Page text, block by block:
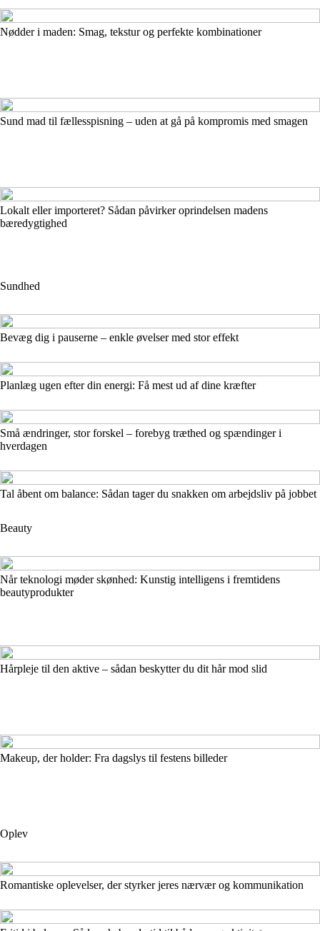
Nødder i maden: Smag, tekstur og perfekte kombinationer
Sund mad til fællesspisning – uden at gå på kompromis med smagen
Lokalt eller importeret? Sådan påvirker oprindelsen madens
bæredygtighed
Sundhed
Bevæg dig i pauserne – enkle øvelser med stor effekt
Planlæg ugen efter din energi: Få mest ud af dine kræfter
Små ændringer, stor forskel – forebyg træthed og spændinger i
hverdagen
Tal åbent om balance: Sådan tager du snakken om arbejdsliv på jobbet
Beauty
Når teknologi møder skønhed: Kunstig intelligens i fremtidens
beautyprodukter
Hårpleje til den aktive – sådan beskytter du dit hår mod slid
Makeup, der holder: Fra dagslys til festens billeder
Oplev
Romantiske oplevelser, der styrker jeres nærvær og kommunikation